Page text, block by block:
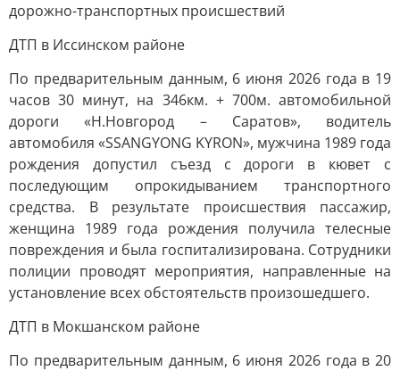
дорожно-транспортных происшествий
ДТП в Иссинском районе
По предварительным данным, 6 июня 2026 года в 19
часов 30 минут, на 346км. + 700м. автомобильной
дороги «Н.Новгород – Саратов», водитель
автомобиля «SSANGYONG KYRON», мужчина 1989 года
рождения допустил съезд с дороги в кювет с
последующим опрокидыванием транспортного
средства. В результате происшествия пассажир,
женщина 1989 года рождения получила телесные
повреждения и была госпитализирована. Сотрудники
полиции проводят мероприятия, направленные на
установление всех обстоятельств произошедшего.
ДТП в Мокшанском районе
По предварительным данным, 6 июня 2026 года в 20